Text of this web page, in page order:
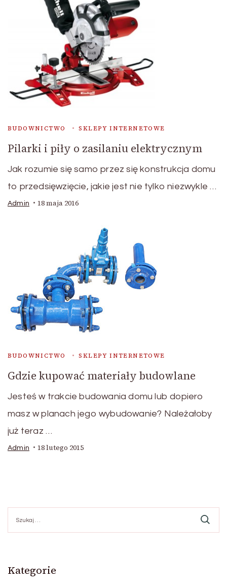
BUDOWNICTWO SKLEPY INTERNETOWE
Pilarki i piły o zasilaniu elektrycznym
Jak rozumie się samo przez się konstrukcja domu
to przedsięwzięcie, jakie jest nie tylko niezwykle …
Admin 18 maja 2016
BUDOWNICTWO SKLEPY INTERNETOWE
Gdzie kupować materiały budowlane
Jesteś w trakcie budowania domu lub dopiero
masz w planach jego wybudowanie? Należałoby
już teraz …
Admin 18 lutego 2015
Kategorie